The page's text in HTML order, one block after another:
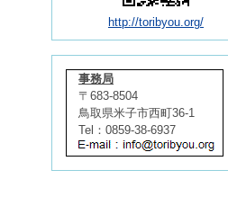
http://toribyou.org/
事務局
〒683-8504
鳥取県米子市西町36-1
Tel：0859-38-6937